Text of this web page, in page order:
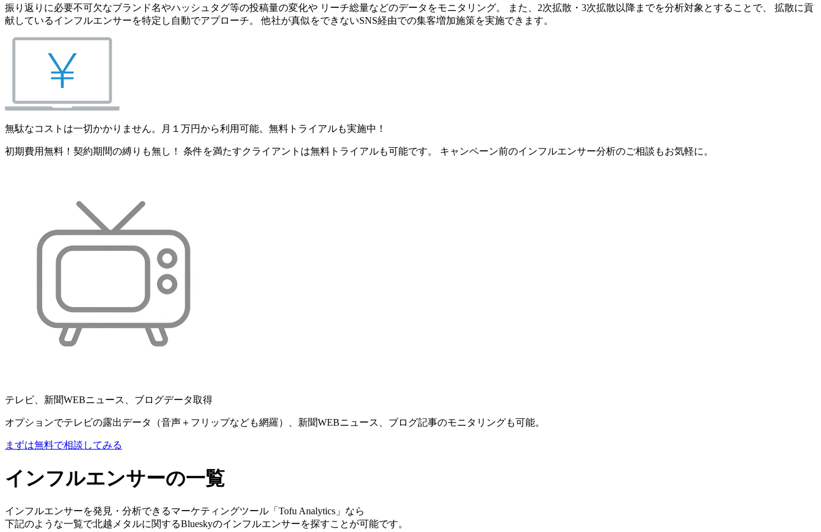
振り返りに必要不可欠なブランド名やハッシュタグ等の投稿量の変化や リーチ総量などのデータをモニタリング。 また、2次拡散・3次拡散以降までを分析対象とすることで、 拡散に貢
献しているインフルエンサーを特定し自動でアプローチ。 他社が真似をできないSNS経由での集客増加施策を実施できます。
無駄なコストは一切かかりません。月１万円から利用可能。無料トライアルも実施中！
初期費用無料！契約期間の縛りも無し！ 条件を満たすクライアントは無料トライアルも可能です。 キャンペーン前のインフルエンサー分析のご相談もお気軽に。
テレビ、新聞WEBニュース、ブログデータ取得
オプションでテレビの露出データ（音声＋フリップなども網羅）、新聞WEBニュース、ブログ記事のモニタリングも可能。
まずは無料で相談してみる
インフルエンサーの一覧
インフルエンサーを発見・分析できるマーケティングツール「Tofu Analytics」なら
下記のような一覧で北越メタルに関するBlueskyのインフルエンサーを探すことが可能です。